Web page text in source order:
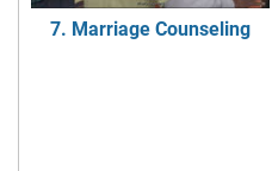
7. Marriage Counseling